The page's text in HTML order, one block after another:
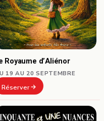
Royaume d’Aliénor
19 AU 20 SEPTEMBRE
Réserver